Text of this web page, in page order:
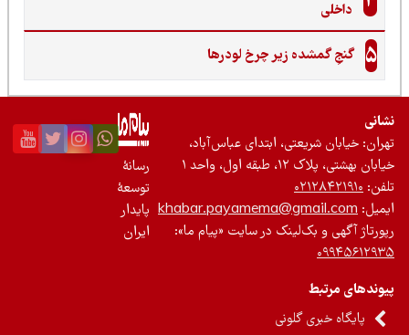
داخلی
گنجِ گمشده زیر چرخ لودرها
خیابان شریعتی، ابتدای عباس‌آباد،
بهشتی، پلاک ۱۲، طبقه اول، واحد ۱
۰۲۱۲۸۴۲۱۹۱۰
khabar.payamema@gmail.com
آگهی و بک‌لینک در سایت «پیام ما»:
مرتبط
پایگاه خبری گلونی
توسعۀ
پایدار
ایران